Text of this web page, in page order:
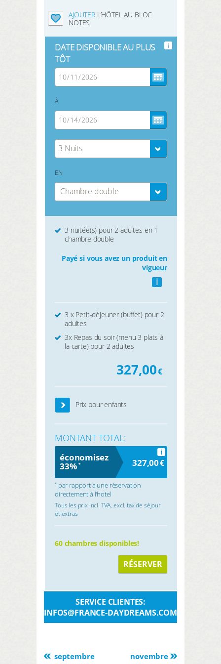
AJOUTERL’HÔTEL AU BLOC
NOTES
i
DATE DISPONIBLE AU PLUS
TÔT
À
3 Nuits
EN
Chambre double
3 nuitée(s) pour 2 adultes en 1
chambre double
Payé si vous avez un produit en
vigueur
i
3 x Petit-déjeuner (buffet) pour 2
adultes
3x Repas du soir (menu 3 plats à
la carte) pour 2 adultes
327,00€
Prix pour enfants
MONTANT TOTAL:
économisez
33%*
i
327,00€
*par rapport à une réservation
directement à l’hotel
Tous les prix incl. TVA, excl. tax de séjour
et extras
60 chambres disponibles!
RÉSERVER
SERVICE CLIENTES:
INFOS@FRANCE-DAYDREAMS.COM
novembre
septembre